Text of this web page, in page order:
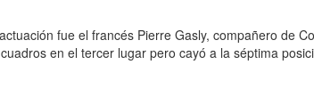
fue el francés Pierre Gasly, compañero de
en el tercer lugar pero cayó a la séptima